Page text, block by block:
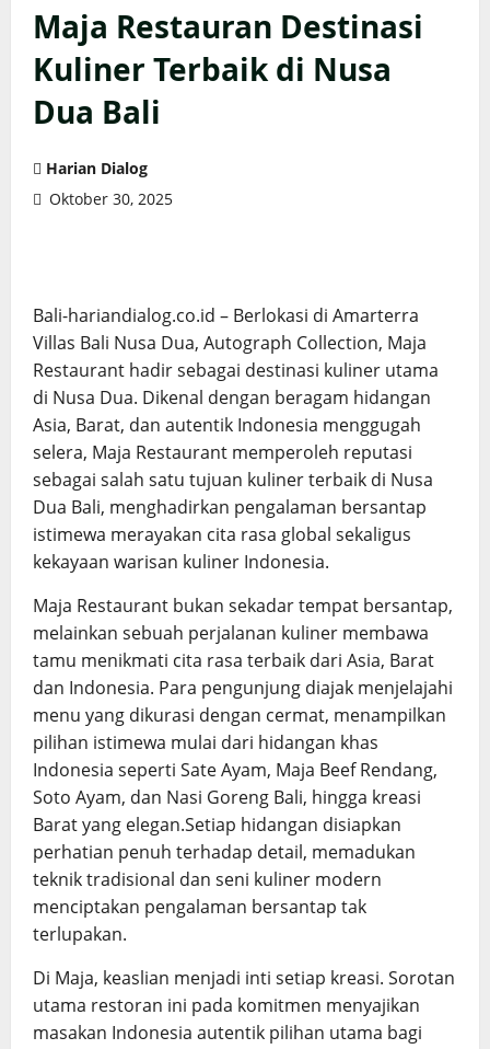
Maja Restauran Destinasi
Kuliner Terbaik di Nusa
Dua Bali
Harian Dialog
Oktober 30, 2025
Bali-hariandialog.co.id – Berlokasi di Amarterra
Villas Bali Nusa Dua, Autograph Collection, Maja
Restaurant hadir sebagai destinasi kuliner utama
di Nusa Dua. Dikenal dengan beragam hidangan
Asia, Barat, dan autentik Indonesia menggugah
selera, Maja Restaurant memperoleh reputasi
sebagai salah satu tujuan kuliner terbaik di Nusa
Dua Bali, menghadirkan pengalaman bersantap
istimewa merayakan cita rasa global sekaligus
kekayaan warisan kuliner Indonesia.
Maja Restaurant bukan sekadar tempat bersantap,
melainkan sebuah perjalanan kuliner membawa
tamu menikmati cita rasa terbaik dari Asia, Barat
dan Indonesia. Para pengunjung diajak menjelajahi
menu yang dikurasi dengan cermat, menampilkan
pilihan istimewa mulai dari hidangan khas
Indonesia seperti Sate Ayam, Maja Beef Rendang,
Soto Ayam, dan Nasi Goreng Bali, hingga kreasi
Barat yang elegan.Setiap hidangan disiapkan
perhatian penuh terhadap detail, memadukan
teknik tradisional dan seni kuliner modern
menciptakan pengalaman bersantap tak
terlupakan.
Di Maja, keaslian menjadi inti setiap kreasi. Sorotan
utama restoran ini pada komitmen menyajikan
masakan Indonesia autentik pilihan utama bagi